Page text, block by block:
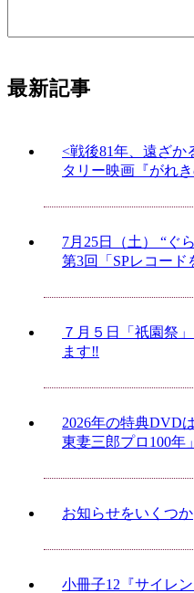
最新記事
<戦後81年、遠ざか
タリー映画『がれ
7月25日（土） “ぐ
第3回「SPレコード
７月５日「祇園祭
ます‼
2026年の特典
東妻三郎プロ100年」
お知らせをいくつか
小冊子12『サイレ